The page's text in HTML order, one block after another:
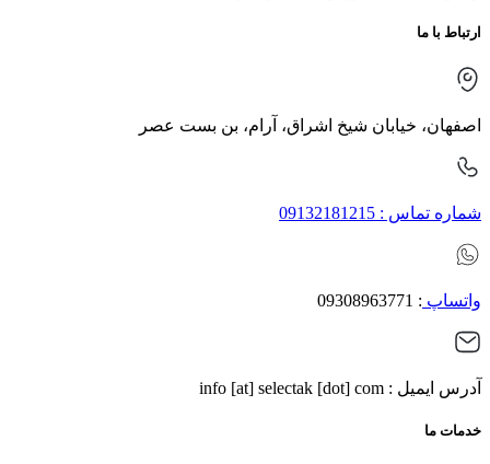
ارتباط با ما
اصفهان، خیابان شیخ اشراق، آرام، بن بست عصر
شماره تماس : 09132181215
واتساپ : 09308963771
آدرس ایمیل : info [at] selectak [dot] com
خدمات ما